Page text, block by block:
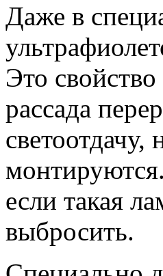
Даже в
Это
рассада
светоотдачу,
если такая
выбросить.